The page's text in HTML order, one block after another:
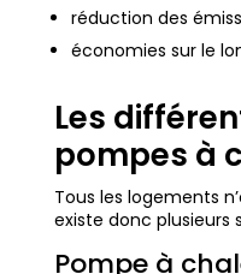
réduction des
économies sur le
Les
pompes à
Tous les logements
existe donc plusieurs
Pompe à